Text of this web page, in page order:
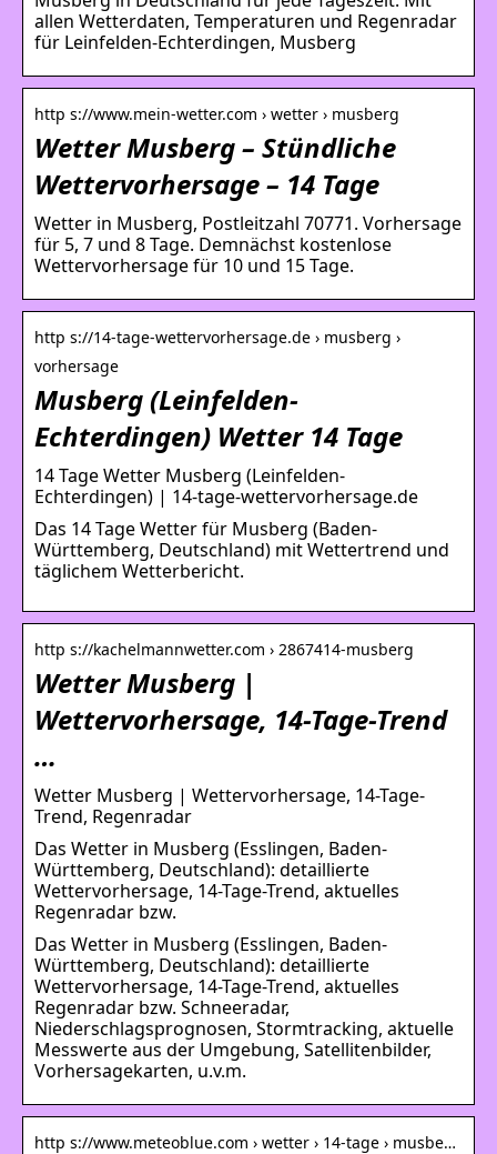
allen Wetterdaten, Temperaturen und Regenradar
für Leinfelden-Echterdingen, Musberg
http s://www.mein-wetter.com › wetter › musberg
Wetter Musberg – Stündliche
Wettervorhersage – 14 Tage
Wetter in Musberg, Postleitzahl 70771. Vorhersage
für 5, 7 und 8 Tage. Demnächst kostenlose
Wettervorhersage für 10 und 15 Tage.
http s://14-tage-wettervorhersage.de › musberg ›
vorhersage
Musberg (Leinfelden-
Echterdingen) Wetter 14 Tage
14 Tage Wetter Musberg (Leinfelden-
Echterdingen) | 14-tage-wettervorhersage.de
Das 14 Tage Wetter für Musberg (Baden-
Württemberg, Deutschland) mit Wettertrend und
täglichem Wetterbericht.
http s://kachelmannwetter.com › 2867414-musberg
Wetter Musberg |
Wettervorhersage, 14-Tage-Trend
…
Wetter Musberg | Wettervorhersage, 14-Tage-
Trend, Regenradar
Das Wetter in Musberg (Esslingen, Baden-
Württemberg, Deutschland): detaillierte
Wettervorhersage, 14-Tage-Trend, aktuelles
Regenradar bzw.
Das Wetter in Musberg (Esslingen, Baden-
Württemberg, Deutschland): detaillierte
Wettervorhersage, 14-Tage-Trend, aktuelles
Regenradar bzw. Schneeradar,
Niederschlagsprognosen, Stormtracking, aktuelle
Messwerte aus der Umgebung, Satellitenbilder,
Vorhersagekarten, u.v.m.
http s://www.meteoblue.com › wetter › 14-tage › musbe…